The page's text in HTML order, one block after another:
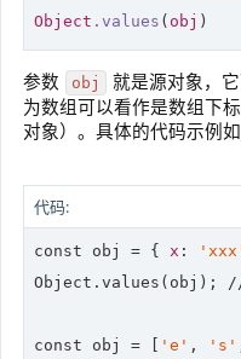
Object .values ( obj )
参数 obj
就是源对象，
为数组可以看作是数组下
对象）。具体的代码示例如
代码:
const obj = { x :
Object.values(obj);
const obj = [ 'e' , 's'